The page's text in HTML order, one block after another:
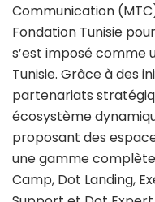
Communication
Fondation Tunisie
s’est imposé comme
Tunisie. Grâce à des
partenariats
écosystème
proposant des
une gamme
Camp, Dot Landing,